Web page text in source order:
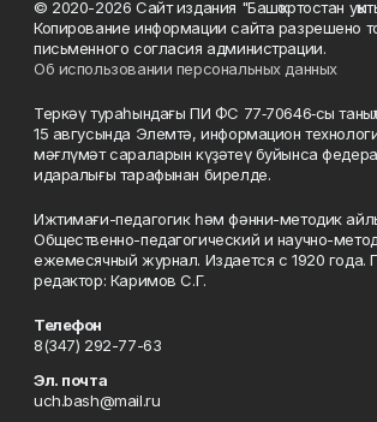
© 2020-2026 Сайт издания "Башҡортостан
Копирование информации сайта разрешено
письменного согласия администрации.
Об использовании персональных данных
Теркәү тураһындағы ПИ ФС 77‑70646‑сы
15 авгусында Элемтә, информацион
мәғлүмәт сараларын күҙәтеү буйынса
идаралығы тарафынан бирелде.
Ижтимағи-педагогик һәм фәнни-методик
Общественно-педагогический и научно-
ежемесячный журнал. Издается с 1920 года.
редактор: Каримов С.Г.
Телефон
8(347) 292-77-63
Эл. почта
uch.bash@mail.ru